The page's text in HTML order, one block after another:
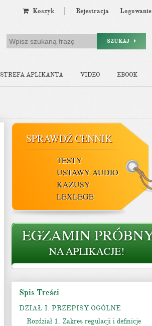
Koszyk Rejestracja Logowanie
SZUKAJ
STREFA APLIKANTA VIDEO EBOOK
SPRAWDŹ CENNIK
TESTY
USTAWY AUDIO
KAZUSY
LEXLEGE
Spis Treści
DZIAŁ I. PRZEPISY OGÓLNE
Rozdział 1. Zakres regulacji i definicje